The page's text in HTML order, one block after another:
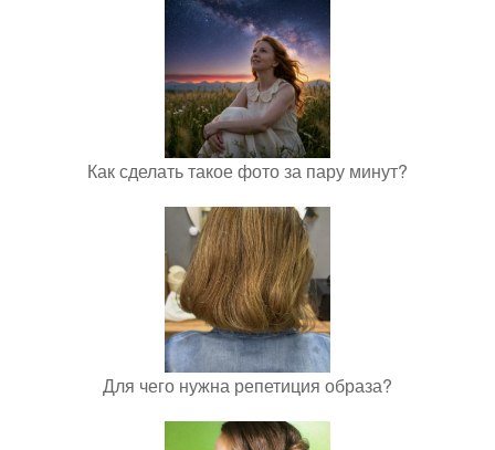
Как сделать такое фото за пару минут?
Для чего нужна репетиция образа?